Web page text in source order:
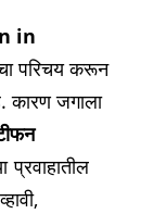
in
परिचय करून
कारण जगाला
प्रवाहातील